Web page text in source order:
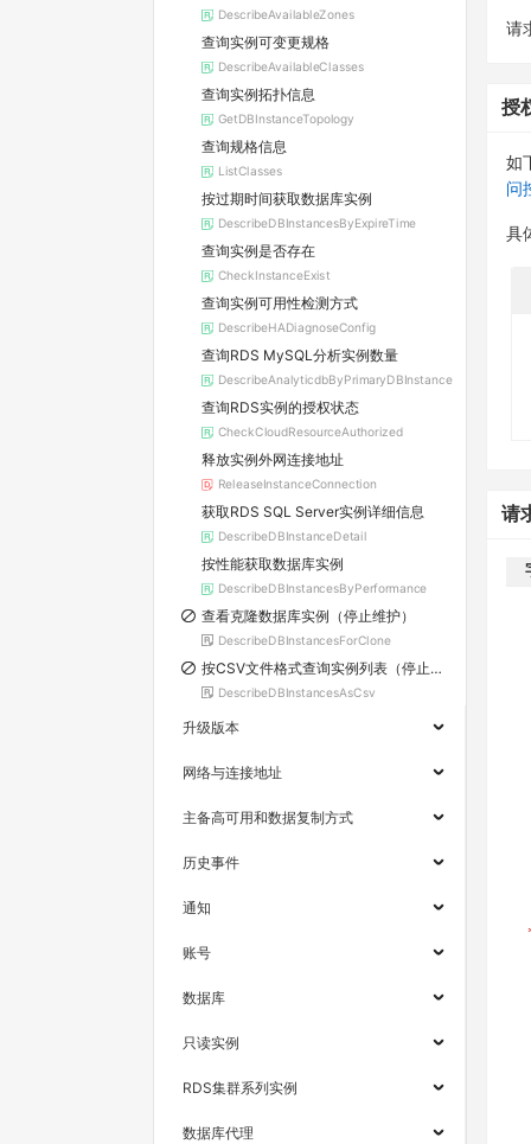
DescribeAvailableZones
查询实例可变更规格
DescribeAvailableClasses
查询实例拓扑信息
GetDBInstanceTopology
查询规格信息
ListClasses
按过期时间获取数据库实例
DescribeDBInstancesByExpireTime
查询实例是否存在
CheckInstanceExist
查询实例可用性检测方式
DescribeHADiagnoseConfig
查询RDS MySQL分析实例数量
DescribeAnalyticdbByPrimaryDBInstance
查询RDS实例的授权状态
CheckCloudResourceAuthorized
释放实例外网连接地址
ReleaseInstanceConnection
获取RDS SQL Server实例详细信息
DescribeDBInstanceDetail
按性能获取数据库实例
DescribeDBInstancesByPerformance
查看克隆数据库实例（停止维护）
DescribeDBInstancesForClone
按CSV文件格式查询实例列表（停止维护）
DescribeDBInstancesAsCsv
升级版本
网络与连接地址
主备高可用和数据复制方式
历史事件
通知
账号
数据库
只读实例
RDS集群系列实例
数据库代理
请
授
如
问
具
请